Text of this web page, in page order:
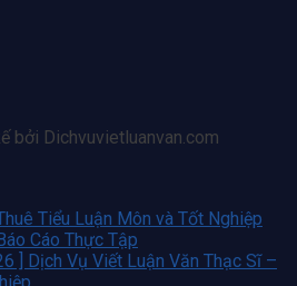
bởi Dichvuvietluanvan.com
Tiểu Luận Môn và Tốt Nghiệp
Cáo Thực Tập
] Dịch Vụ Viết Luận Văn Thạc Sĩ –